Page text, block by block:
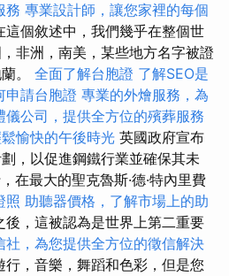
務 專業設計師，讓您家裡的每個
這個敘述中，我們幾乎在整個世
非洲，南美，某些地方名字被證
。 全面了解台胞證 了解SEO是
申請台胞證 專業的外燴服務，為
儀公司，提供全方位的殯葬服務
愉快的午後時光 英國政府宣布
，以促進鋼鐵行業並確保其未
在最大的聖克魯斯·德·特內里費
照 助聽器價格，了解市場上的助
後，這被認為是世界上第二重要
社，為您提供全方位的徵信解決
行，音樂，舞蹈和色彩，但是您